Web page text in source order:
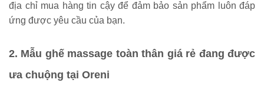
địa chỉ mua hàng tin cậy để đảm bảo sản phẩm luôn đáp
ứng được yêu cầu của bạn.
2. Mẫu ghế massage toàn thân giá rẻ đang được
ưa chuộng tại Oreni